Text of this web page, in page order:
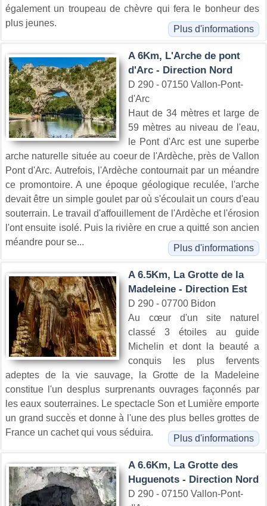
également un troupeau de chèvre qui fera le bonheur des
plus jeunes.
Plus d'informations
A 6Km, L'Arche de pont
d'Arc - Direction Nord
D 290 - 07150 Vallon-Pont-
d'Arc
Haut de 34 mètres et large de
59 mètres au niveau de l'eau,
le Pont d'Arc est une superbe
arche naturelle située au coeur de l'Ardèche, près de Vallon
Pont d'Arc. Autrefois, l'Ardèche contournait par un méandre
ce promontoire. A une époque géologique reculée, l'arche
devait être un simple goulet par où s'écoulait un cours d'eau
souterrain. Le travail d'affouillement de l'Ardèche et l'érosion
l'ont ensuite isolé. Puis la rivière en crue a quitté son ancien
méandre pour se...
Plus d'informations
A 6.5Km, La Grotte de la
Madeleine - Direction Est
D 290 - 07700 Bidon
Au cœur d'un site naturel
classé 3 étoiles au guide
Michelin et dont la beauté a
conquis les plus fervents
adeptes de la vie sauvage, la Grotte de la Madeleine
constitue l'un desplus surprenants ouvrages façonnés par
les eaux souterraines. Le spectacle Son et Lumière emporte
un grand succès et donne à l'une des plus belles grottes de
France un cachet qui vous séduira.
Plus d'informations
A 6.6Km, La Grotte des
Huguenots - Direction Nord
D 290 - 07150 Vallon-Pont-